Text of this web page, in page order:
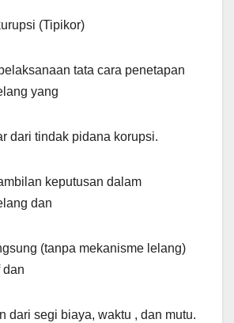
(Tipikor)
tata cara penetapan
yang
dari tindak pidana korupsi.
keputusan dalam
dan
(tanpa mekanisme lelang)
dan
dari segi biaya, waktu , dan mutu.